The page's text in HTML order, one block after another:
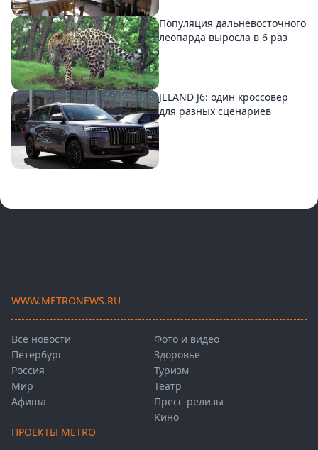
Популяция дальневосточного
леопарда выросла в 6 раз
JELAND J6: один кроссовер
для разных сценариев
WWW.METRONEWS.RU
Все новости
Петербург
Россия
Мир
Афиша
Фото и видео
Здоровье
Туризм
Театр
Пресс-релизы
Кино
ПРОЕКТЫ METRO